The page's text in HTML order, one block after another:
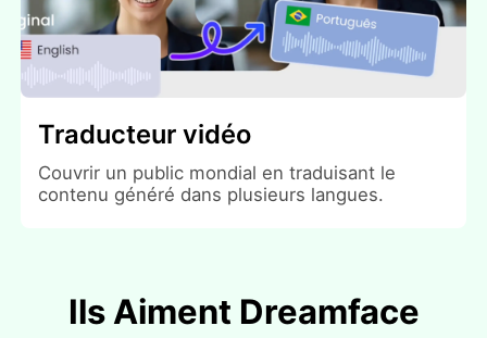
Traducteur vidéo
Couvrir un public mondial en traduisant le
contenu généré dans plusieurs langues.
Ils Aiment Dreamface